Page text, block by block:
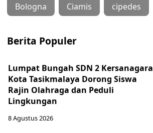
Bologna Ciamis cipedes
Berita Populer
Lumpat Bungah SDN 2 Kersanagara
Kota Tasikmalaya Dorong Siswa
Rajin Olahraga dan Peduli
Lingkungan
8 Agustus 2026